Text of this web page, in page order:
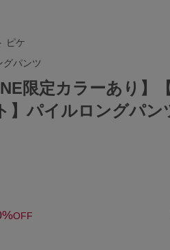
ピケ
グパンツ
限定カラーあり】
】パイルロングパン
OFF